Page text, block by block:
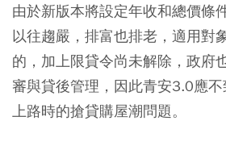
由於新版本將設定年收和總價條
以往趨嚴，排富也排老，適用對
的，加上限貸令尚未解除，政府
審與貸後管理，因此青安3.0應
上路時的搶貸購屋潮問題。